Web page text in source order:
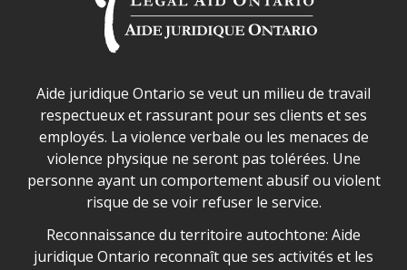
Déclaration sur la sécurité dans les locaux d'AJO.
Aide juridique Ontario se veut un milieu de travail
respectueux et rassurant pour ses clients et ses
employés. La violence verbale ou les menaces de
violence physique ne seront pas tolérées. Une
personne ayant un comportement abusif ou violent
risque de se voir refuser le service.
Legal Aid Ontario land acknowledgement
Reconnaissance du territoire autochtone: Aide
juridique Ontario reconnaît que ses activités et les